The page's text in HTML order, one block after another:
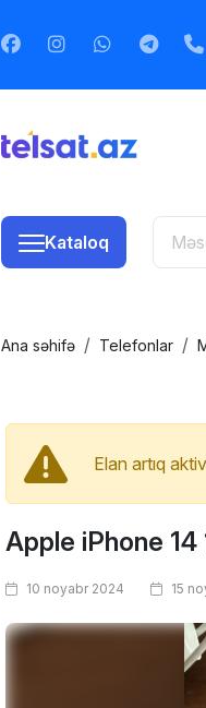
Kataloq
Ana səhifə Telefonlar
Elan artıq
Apple iPhone 14
10 noyabr 2024 15